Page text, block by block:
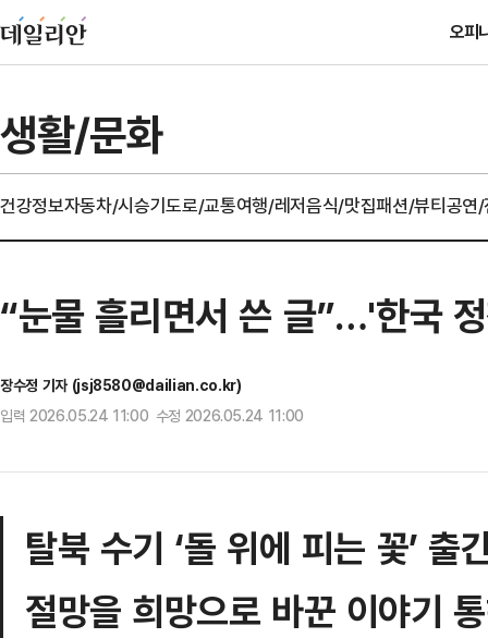
오피
생활/문화
건강정보자동차/시승기도로/교통여행/레저음식/맛집패션/뷰티공연
“눈물 흘리면서 쓴 글”…'한국
장수정 기자 (jsj8580@dailian.co.kr)
입력 2026.05.24 11:00 수정 2026.05.24 11:00
탈북 수기 ‘돌 위에 피는 꽃’ 출
절망을 희망으로 바꾼 이야기